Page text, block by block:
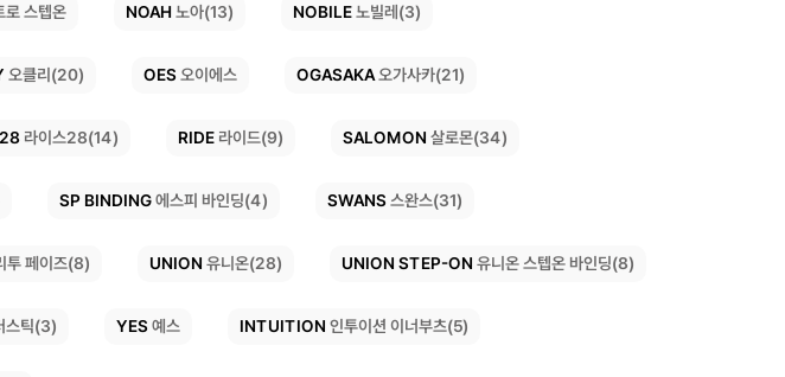
로 스텝온 NOAH노아(13) NOBILE노빌레(3)
오클리(20) OES오이에스 OGASAKA오가사카(21)
라이스28(14) RIDE라이드(9) SALOMON 살로몬(34)
SP BINDING에스피 바인딩(4) SWANS스완스(31)
페이즈(8) UNION 유니온(28) UNION STEP-ON 유니온 스텝온 바인딩(8)
스틱(3) YES예스 INTUITION 인투이션 이너부츠(5)